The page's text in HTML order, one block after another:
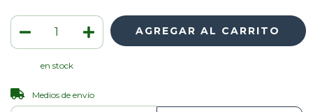
en stock
Entregas para el CP:
Medios de envío